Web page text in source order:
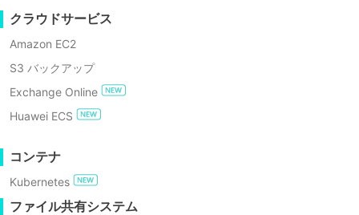
マッシブエンドポイント
クラウドへのバックアップ
GDPRコンプライアンス
クラウドサービス
Amazon EC2
S3 バックアップ
Exchange Online
Huawei ECS
コンテナ
Kubernetes
ファイル共有システム
ションで保護してください：エンタープ
どの仮想マシンを守ります